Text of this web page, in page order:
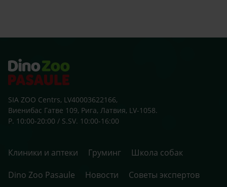
SIA ZOO Centrs, LV40003622166,
Виенибас Гатве 109, Рига, Латвия, LV-1058.
P. 10:00-20:00 / S.SV. 10:00-16:00
Клиники и аптеки Груминг
Школа собак
Dino Zoo Pasaule
Новости Советы экспертов